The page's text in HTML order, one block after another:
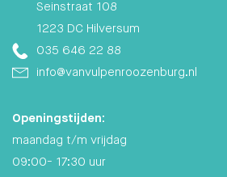
Seinstraat 108
1223 DC Hilversum
035 646 22 88
info@vanvulpenroozenburg.nl
Openingstijden:
maandag t/m vrijdag
09:00- 17:30 uur